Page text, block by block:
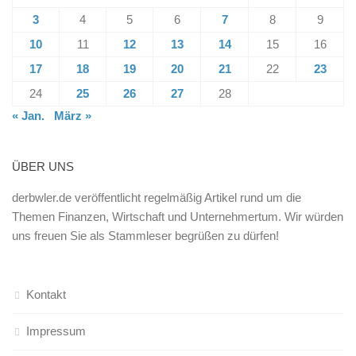
3
4 5 6 7 8
9
10
11 12 13 14 15
16
17
18 19 20 21 22
23
24
25 26 27
28
« Jan.
März »
ÜBER UNS
derbwler.de veröffentlicht regelmäßig Artikel rund um die
Themen Finanzen, Wirtschaft und Unternehmertum. Wir würden
uns freuen Sie als Stammleser begrüßen zu dürfen!
Kontakt
Impressum